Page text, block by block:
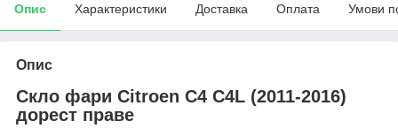
Опис Характеристики Доставка Оплата Умови
Опис
Скло фари Citroen C4 C4L (2011-2016)
дорест праве